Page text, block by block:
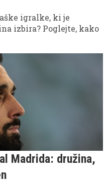
igralke, ki je
izbira? Poglejte, kako
Madrida: družina,